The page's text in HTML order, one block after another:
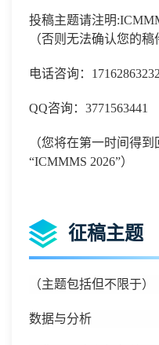
投稿主题请注明:
（否则无法确认您的稿
电话咨询： 17162863232
QQ咨询： 3771563441
（您将在第一时间得
“ICMMMS 2026”）
征稿主题
（主题包括但不限于）
数据与分析